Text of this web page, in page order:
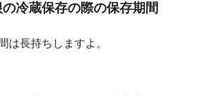
冷蔵保存の際の保存期間
は長持ちしますよ。